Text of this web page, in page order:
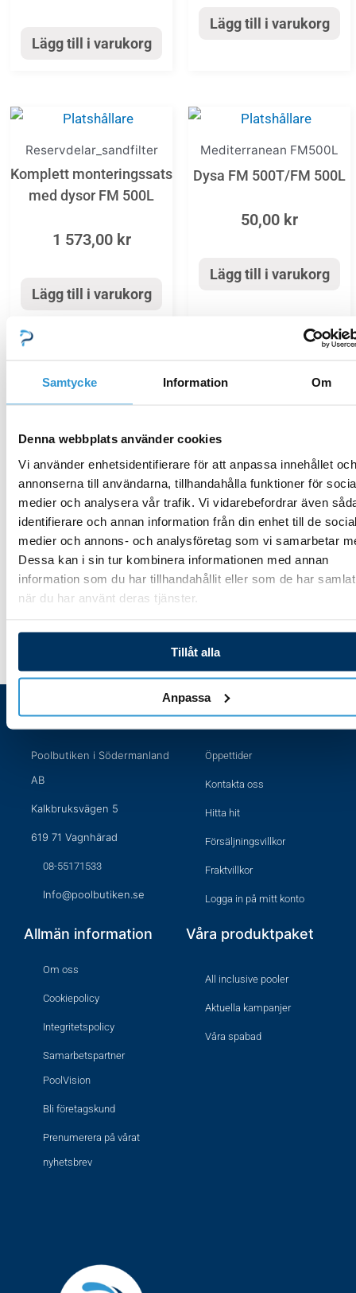
Samtycke Information Om
Denna webbplats använder cookies
Vi använder enhetsidentifierare för att anpassa innehållet och
annonserna till användarna, tillhandahålla funktioner för
medier och analysera vår trafik. Vi vidarebefordrar även
identifierare och annan information från din enhet till de
medier och annons- och analysföretag som vi samarbetar
Dessa kan i sin tur kombinera informationen med annan
information som du har tillhandahållit eller som de har
när du har använt deras tjänster.
Tillåt alla
Anpassa
Lägg till i varukorg
Lägg till i varukorg
Reservdelar_sandfilter
Komplett monteringssats
med dysor FM 500L
1 573,00 kr
Lägg till i varukorg
Mediterranean FM500L
Dysa FM 500T/FM 500L
50,00 kr
Lägg till i varukorg
Reservdelar_sandfilter
med dysor FM 500T
1 432,00kr
Lägg till i varukorg
120,00kr
Lägg till i varukorg
Besöksaddress
Poolbutiken i Södermanland
AB
Kalkbruksvägen 5
619 71 Vagnhärad
08-55171533
Info@poolbutiken.se
Handla hos oss
Öppettider
Kontakta oss
Hitta hit
Försäljningsvillkor
Fraktvillkor
Logga in på mitt konto
Allmän information
Om oss
Cookiepolicy
Integritetspolicy
Samarbetspartner
PoolVision
Bli företagskund
Prenumerera på vårat
nyhetsbrev
Våra produktpaket
All inclusive pooler
Aktuella kampanjer
Våra spabad